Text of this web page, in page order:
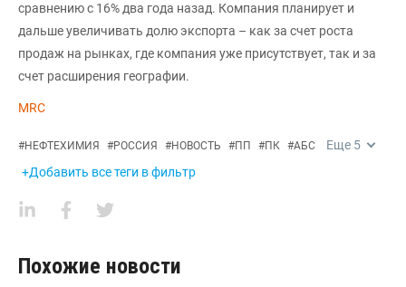
сравнению с 16% два года назад. Компания планирует и
дальше увеличивать долю экспорта – как за счет роста
продаж на рынках, где компания уже присутствует, так и за
счет расширения географии.
MRC
#НЕФТЕХИМИЯ #РОССИЯ #НОВОСТЬ #ПП #ПК #АБС Еще 5
+Добавить все теги в фильтр
Похожие новости